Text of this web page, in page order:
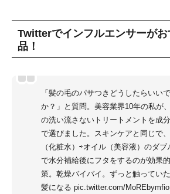
Twitterでインフルエンサーが
品！
「髪の毛のパサつきどうしたらいい
か？」と質問。美容業界10年の私が
の洗い流さないトリートメントを成
で選びました。スキンケアと同じで
（化粧水）⇨オイル（美容液）のダブ
で水分補給後にフタをするのが効果
策。乾燥バイバイ。ずっと触ってい
髪になる pic.twitter.com/MoREbymfio